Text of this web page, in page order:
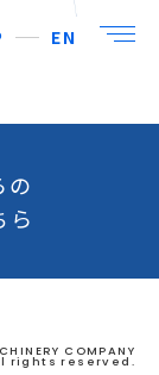
EN
の
ら
COMPANY
rights reserved.